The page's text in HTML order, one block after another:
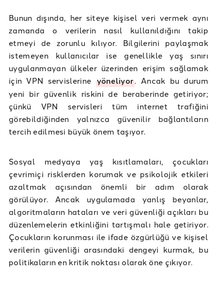
Bunun dışında, her siteye kişisel veri vermek aynı
zamanda o verilerin nasıl kullanıldığını takip
etmeyi de zorunlu kılıyor. Bilgilerini paylaşmak
istemeyen kullanıcılar ise genellikle yaş sınırı
uygulanmayan ülkeler üzerinden erişim sağlamak
için VPN servislerine yöneliyor. Ancak bu durum
yeni bir güvenlik riskini de beraberinde getiriyor;
çünkü VPN servisleri tüm internet trafiğini
görebildiğinden yalnızca güvenilir bağlantıların
tercih edilmesi büyük önem taşıyor.
Sosyal medyaya yaş kısıtlamaları, çocukları
çevrimiçi risklerden korumak ve psikolojik etkileri
azaltmak açısından önemli bir adım olarak
görülüyor. Ancak uygulamada yanlış beyanlar,
algoritmaların hataları ve veri güvenliği açıkları bu
düzenlemelerin etkinliğini tartışmalı hale getiriyor.
Çocukların korunması ile ifade özgürlüğü ve kişisel
verilerin güvenliği arasındaki dengeyi kurmak, bu
politikaların en kritik noktası olarak öne çıkıyor.